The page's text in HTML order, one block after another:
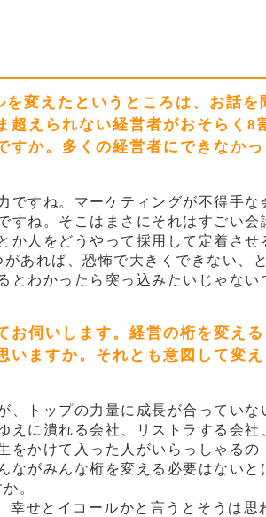
変えたというところは、お話を
超えられない経営者がおそらく8
すか。多くの経営者にできなかっ
ですね。マーケティングが不得手な
すね。そこはまさにそれはすごい会
か人をどうやって採用して定着させ
あれば、恐怖で大きくできない、と
とわかったら突っ込みたいじゃない
お伺いします。経営の桁を変える
いますか。それとも意図して変え
、トップの力量に成長が合っていな
に潰れる会社、リストラする会社
をかけて入った人がいらっしゃるの
ながみんな桁を変える必要はないと
。
幸せとイコールかと言うとそうは思